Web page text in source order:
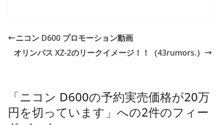
ニコン D600 プロモーション動画
オリンパス XZ-2のリークイメージ！！（43rumors.）
「ニコン D600の予約実売価格が20万
円を切っています 」への2件のフィー